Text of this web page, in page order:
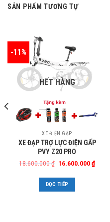
SẢN PHẨM TƯƠNG TỰ
-11%
HẾT HÀNG
XE ĐIỆN GẬP
XE ĐẠP TRỢ LỰC ĐIỆN GẤP
PVY Z20 PRO
18.600.000₫ Giá
18.600.000 ₫.
16.600.000₫Giá
ĐỌC TIẾP